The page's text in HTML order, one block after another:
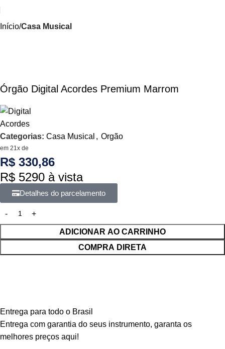
Início Casa Musical
Órgão Digital Acordes Premium Marrom
Categorias: Casa Musical , Orgão
em 21x de
R$ 330,86
R$ 5290 à vista
Detalhes do parcelamento
ADICIONAR AO CARRINHO
COMPRA DIRETA
Entrega para todo o Brasil
Entrega com garantia do seus instrumento, garanta os
melhores preços aqui!